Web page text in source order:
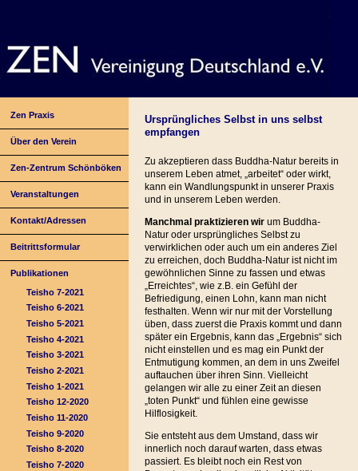
Zen Praxis
Über den Verein
Zen-Zentrum Schönböken
Veranstaltungen
Kontakt/Adressen
Beitrittsformular
Publikationen
Teisho 7-2021
Teisho 6-2021
Teisho 5-2021
Teisho 4-2021
Teisho 3-2021
Teisho 2-2021
Teisho 1-2021
Teisho 12-2020
Teisho 11-2020
Teisho 9-2020
Teisho 8-2020
Teisho 7-2020
Ursprüngliches Selbst in uns selbst
empfangen
Zu akzeptieren dass Buddha-Natur bereits in
unserem Leben atmet, „arbeitet“ oder wirkt,
kann ein Wandlungspunkt in unserer Praxis
und in unserem Leben werden.
Manchmal praktizieren wirum Buddha-
Natur oder ursprüngliches Selbst zu
verwirklichen oder auch um ein anderes Ziel
zu erreichen, doch Buddha-Natur ist nicht im
gewöhnlichen Sinne zu fassen und etwas
„Erreichtes“, wie z.B. ein Gefühl der
Befriedigung, einen Lohn, kann man nicht
festhalten. Wenn wir nur mit der Vorstellung
üben, dass zuerst die Praxis kommt und dann
später ein Ergebnis, kann das „Ergebnis“ sich
nicht einstellen und es mag ein Punkt der
Entmutigung kommen, an dem in uns Zweifel
auftauchen über ihren Sinn. Vielleicht
gelangen wir alle zu einer Zeit an diesen
„toten Punkt“ und fühlen eine gewisse
Hilflosigkeit.
Sie entsteht aus dem Umstand, dass wir
innerlich noch darauf warten, dass etwas
passiert. Es bleibt noch ein Rest von